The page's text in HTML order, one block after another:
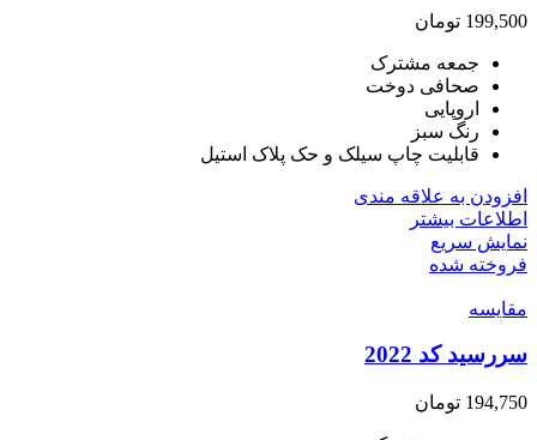
199,500 تومان
جمعه مشترک
صحافی دوخت
اروپایی
رنگ سبز
قابلیت چاپ سیلک و حک پلاک استیل
افزودن به علاقه مندی
اطلاعات بیشتر
نمایش سریع
فروخته شده
مقايسه
سررسید کد 2022
194,750 تومان